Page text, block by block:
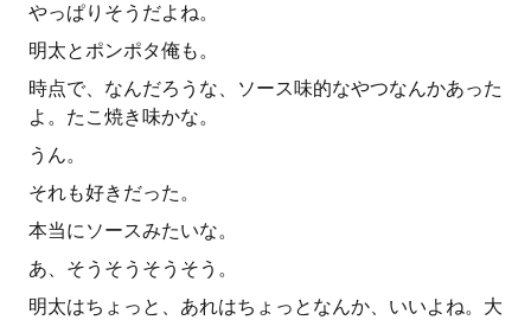
やっぱりそうだよね。
明太とポンポタ俺も。
時点で、なんだろうな、ソース味的なやつなんかあった
よ。たこ焼き味かな。
うん。
それも好きだった。
本当にソースみたいな。
あ、そうそうそうそう。
明太はちょっと、あれはちょっとなんか、いいよね。大